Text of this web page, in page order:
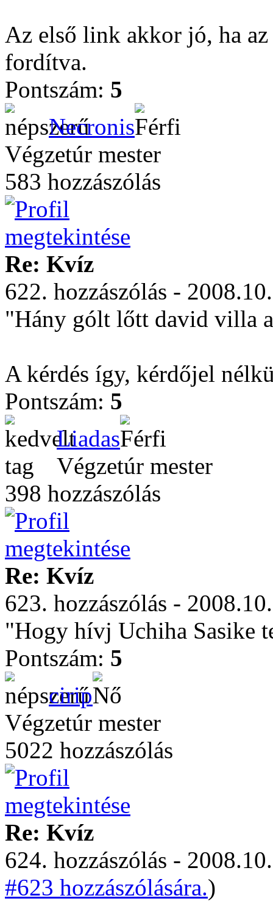
Az első link akkor jó, ha
fordítva.
Pontszám: 5
Necronis
Végzetúr mester
583 hozzászólás
Re: Kvíz
622. hozzászólás -
"Hány gólt lőtt david villa
A kérdés így, kérdőjel
Pontszám: 5
Liadas
Végzetúr mester
398 hozzászólás
Re: Kvíz
623. hozzászólás -
"Hogy hívj Uchiha Sasike
Pontszám: 5
cirip
Végzetúr mester
5022 hozzászólás
Re: Kvíz
624. hozzászólás -
#623 hozzászólására.)